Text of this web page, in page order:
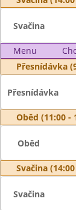
Svačina
Menu
Přesnídávka
Přesnídávka
Oběd (11:00 -
Oběd
Svačina
Svačina